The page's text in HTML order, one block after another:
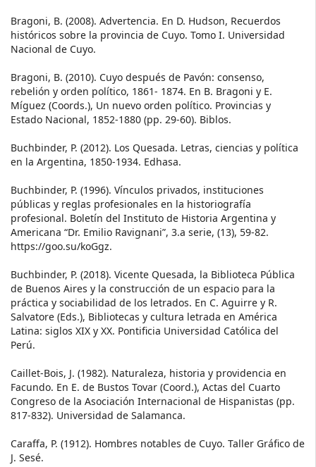
Bragoni, B. (2008). Advertencia. En D. Hudson, Recuerdos
históricos sobre la provincia de Cuyo. Tomo I. Universidad
Nacional de Cuyo.
Bragoni, B. (2010). Cuyo después de Pavón: consenso,
rebelión y orden político, 1861- 1874. En B. Bragoni y E.
Míguez (Coords.), Un nuevo orden político. Provincias y
Estado Nacional, 1852-1880 (pp. 29-60). Biblos.
Buchbinder, P. (2012). Los Quesada. Letras, ciencias y política
en la Argentina, 1850-1934. Edhasa.
Buchbinder, P. (1996). Vínculos privados, instituciones
públicas y reglas profesionales en la historiografía
profesional. Boletín del Instituto de Historia Argentina y
Americana “Dr. Emilio Ravignani”, 3.a serie, (13), 59-82.
https://goo.su/koGgz.
Buchbinder, P. (2018). Vicente Quesada, la Biblioteca Pública
de Buenos Aires y la construcción de un espacio para la
práctica y sociabilidad de los letrados. En C. Aguirre y R.
Salvatore (Eds.), Bibliotecas y cultura letrada en América
Latina: siglos XIX y XX. Pontificia Universidad Católica del
Perú.
Caillet-Bois, J. (1982). Naturaleza, historia y providencia en
Facundo. En E. de Bustos Tovar (Coord.), Actas del Cuarto
Congreso de la Asociación Internacional de Hispanistas (pp.
817-832). Universidad de Salamanca.
Caraffa, P. (1912). Hombres notables de Cuyo. Taller Gráfico de
J. Sesé.